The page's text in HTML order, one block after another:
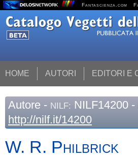
Fantascienza.com
HOME AUTORI EDITORI E
Autore - NILF: NILF14200 -
http://nilf.it/14200
W. R. Philbrick